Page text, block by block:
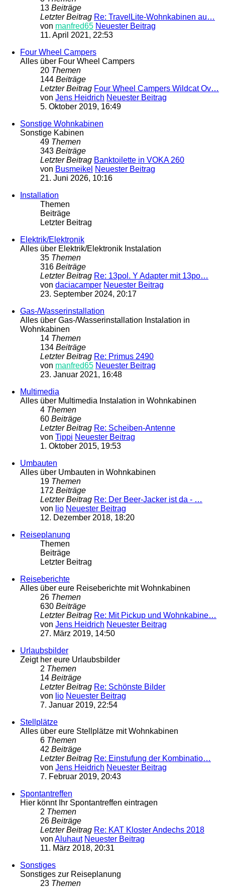
13 Beiträge
Letzter Beitrag Re: TravelLite-Wohnkabinen au…
von manfred65 Neuester Beitrag
11. April 2021, 22:53
Four Wheel Campers
Alles über Four Wheel Campers
20 Themen
144 Beiträge
Letzter Beitrag Four Wheel Campers Wildcat Ov…
von Jens Heidrich Neuester Beitrag
5. Oktober 2019, 16:49
Sonstige Wohnkabinen
Sonstige Kabinen
49 Themen
343 Beiträge
Letzter Beitrag Banktoilette in VOKA 260
von Busmeikel Neuester Beitrag
21. Juni 2026, 10:16
Installation
Themen
Beiträge
Letzter Beitrag
Elektrik/Elektronik
Alles über Elektrik/Elektronik Instalation
35 Themen
316 Beiträge
Letzter Beitrag Re: 13pol. Y Adapter mit 13po…
von daciacamper Neuester Beitrag
23. September 2024, 20:17
Gas-/Wasserinstallation
Alles über Gas-/Wasserinstallation Instalation in
Wohnkabinen
14 Themen
134 Beiträge
Letzter Beitrag Re: Primus 2490
von manfred65 Neuester Beitrag
23. Januar 2021, 16:48
Multimedia
Alles über Multimedia Instalation in Wohnkabinen
4 Themen
60 Beiträge
Letzter Beitrag Re: Scheiben-Antenne
von Tippi Neuester Beitrag
1. Oktober 2015, 19:53
Umbauten
Alles über Umbauten in Wohnkabinen
19 Themen
172 Beiträge
Letzter Beitrag Re: Der Beer-Jacker ist da - …
von lio Neuester Beitrag
12. Dezember 2018, 18:20
Reiseplanung
Themen
Beiträge
Letzter Beitrag
Reiseberichte
Alles über eure Reiseberichte mit Wohnkabinen
26 Themen
630 Beiträge
Letzter Beitrag Re: Mit Pickup und Wohnkabine…
von Jens Heidrich Neuester Beitrag
27. März 2019, 14:50
Urlaubsbilder
Zeigt her eure Urlaubsbilder
2 Themen
14 Beiträge
Letzter Beitrag Re: Schönste Bilder
von lio Neuester Beitrag
7. Januar 2019, 22:54
Stellplätze
Alles über eure Stellplätze mit Wohnkabinen
6 Themen
42 Beiträge
Letzter Beitrag Re: Einstufung der Kombinatio…
von Jens Heidrich Neuester Beitrag
7. Februar 2019, 20:43
Spontantreffen
Hier könnt Ihr Spontantreffen eintragen
2 Themen
26 Beiträge
Letzter Beitrag Re: KAT Kloster Andechs 2018
von Aluhaut Neuester Beitrag
11. März 2018, 20:31
Sonstiges
Sonstiges zur Reiseplanung
23 Themen